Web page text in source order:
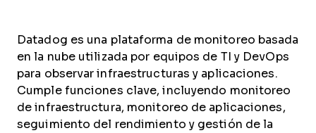
Datadog es una plataforma de monitoreo basada
en la nube utilizada por equipos de TI y DevOps
para observar infraestructuras y aplicaciones.
Cumple funciones clave, incluyendo monitoreo
de infraestructura, monitoreo de aplicaciones,
seguimiento del rendimiento y gestión de la